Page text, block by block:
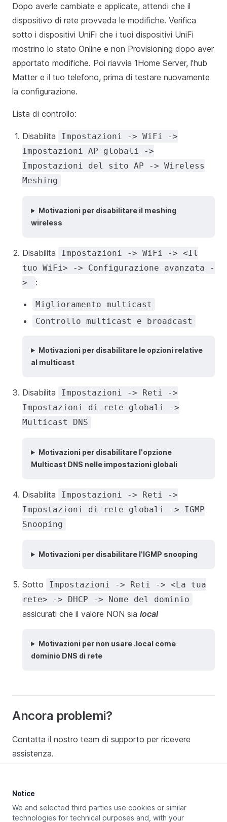
Dopo averle cambiate e applicate, attendi che il
dispositivo di rete provveda le modifiche. Verifica
sotto i dispositivi UniFi che i tuoi dispositivi UniFi
mostrino lo stato Online e non Provisioning dopo aver
apportato modifiche. Poi riavvia 1Home Server, l'hub
Matter e il tuo telefono, prima di testare nuovamente
la configurazione.
Lista di controllo:
Disabilita
Impostazioni -> WiFi ->
Impostazioni AP globali ->
Impostazioni del sito AP -> Wireless
Meshing
Motivazioni per disabilitare il meshing
wireless
Disabilita
Impostazioni -> WiFi -> <Il
tuo WiFi> -> Configurazione avanzata -
>
:
Miglioramento multicast
Controllo multicast e broadcast
Motivazioni per disabilitare le opzioni relative
al multicast
Disabilita
Impostazioni -> Reti ->
Impostazioni di rete globali ->
Multicast DNS
Motivazioni per disabilitare l'opzione
Multicast DNS nelle impostazioni globali
Disabilita
Impostazioni -> Reti ->
Impostazioni di rete globali -> IGMP
Snooping
Motivazioni per disabilitare l'IGMP snooping
Sotto
Impostazioni -> Reti -> <La tua
rete> -> DHCP -> Nome del dominio
assicurati che il valore NON sia local
Motivazioni per non usare .local come
dominio DNS di rete
Ancora problemi?
Contatta il nostro team di supporto per ricevere
assistenza.
Aggiornato a:
Notice
We and selected third parties use cookies or similar
technologies for technical purposes and, with your